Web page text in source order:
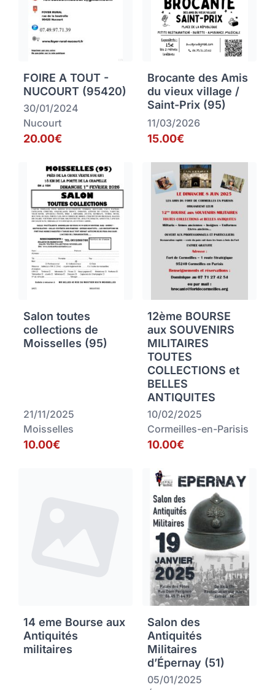
FOIRE A TOUT -
NUCOURT (95420)
30/01/2024
Nucourt
20.00€
Brocante des Amis
du vieux village /
Saint-Prix (95)
11/03/2026
15.00€
Salon toutes
collections de
Moisselles (95)
21/11/2025
Moisselles
10.00€
12ème BOURSE
aux SOUVENIRS
MILITAIRES
TOUTES
COLLECTIONS et
BELLES
ANTIQUITES
10/02/2025
Cormeilles-en-Parisis
10.00€
14 eme Bourse aux
Antiquités
militaires
Salon des
Antiquités
Militaires
d’Épernay (51)
05/01/2025